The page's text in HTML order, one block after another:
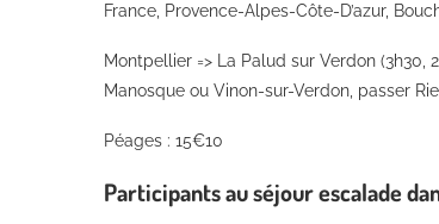
France, Provence-Alpes-Côte-D’azur,
Montpellier => La Palud sur Verdon (3h30,
Manosque ou Vinon-sur-Verdon, passer
Péages : 15€10
Participants au séjour escalade